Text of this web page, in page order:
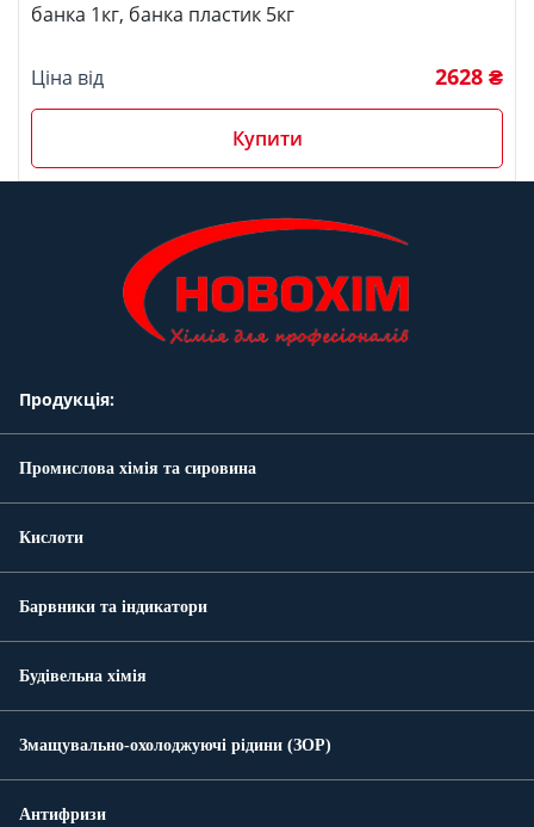
банка 1кг, банка пластик 5кг
Ціна від 2628 ₴
Купити
Продукція:
Промислова хімія та сировина
Кислоти
Барвники та індикатори
Будівельна хімія
Змащувально-охолоджуючі рідини (ЗОР)
Антифризи